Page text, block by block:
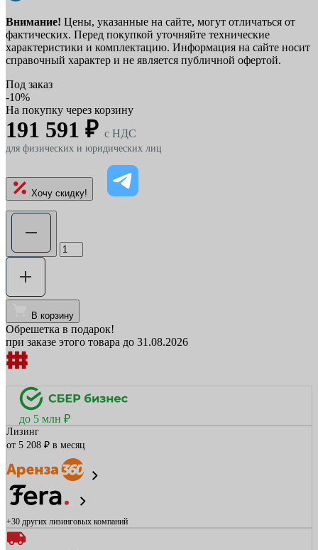
Внимание! Цены, указанные на сайте, могут отличаться от
фактических. Перед покупкой уточняйте технические
характеристики и комплектацию. Информация на сайте носит
справочный характер и не является публичной офертой.
Под заказ
-10%
На покупку через корзину
191 591 ₽ c НДС
для физических и юридических лиц
Хочу скидку!
В корзину
Обрешетка в подарок!
при заказе этого товара до 31.08.2026
до 5 млн ₽
Лизинг
от 5 208 ₽ в месяц
+30 других лизинговых компаний